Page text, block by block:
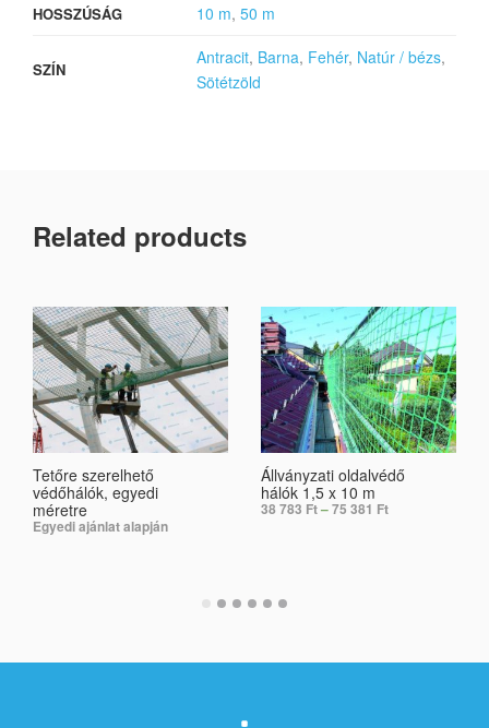
HOSSZÚSÁG 10 m, 50 m
SZÍN
Antracit, Barna, Fehér, Natúr / bézs,
Sötétzöld
Related products
Tetőre szerelhető
védőhálók, egyedi
méretre
Egyedi ajánlat alapján
Állványzati oldalvédő
hálók 1,5 x 10 m
38 783 Ft–75 381 Ft